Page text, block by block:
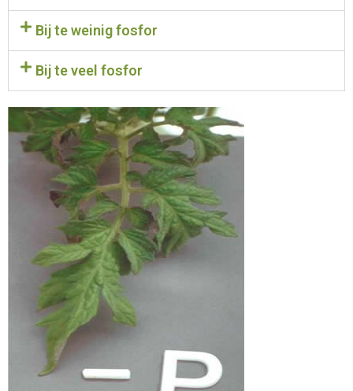
Bij te weinig fosfor
Bij te veel fosfor